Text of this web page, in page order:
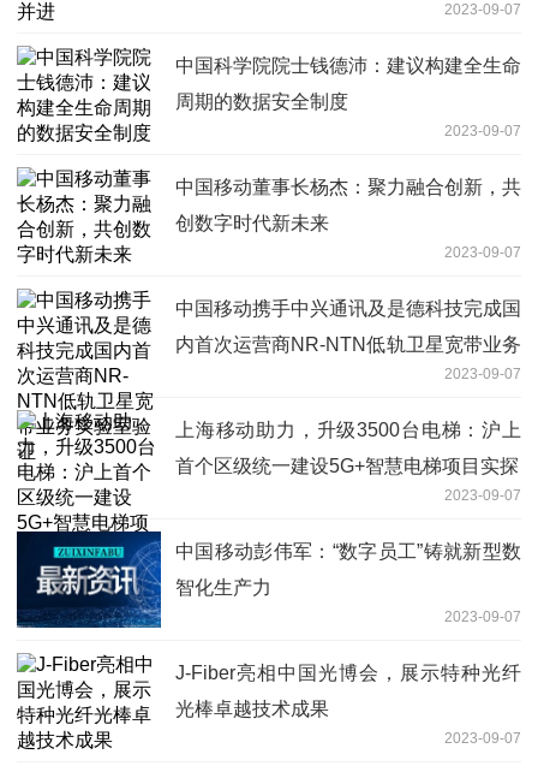
2023-09-07
中国科学院院士钱德沛：建议构建全生命
周期的数据安全制度
2023-09-07
中国移动董事长杨杰：聚力融合创新，共
创数字时代新未来
2023-09-07
中国移动携手中兴通讯及是德科技完成国
内首次运营商NR-NTN低轨卫星宽带业务
2023-09-07
上海移动助力，升级3500台电梯：沪上
首个区级统一建设5G+智慧电梯项目实探
2023-09-07
中国移动彭伟军：“数字员工”铸就新型数
智化生产力
2023-09-07
J-Fiber亮相中国光博会，展示特种光纤
光棒卓越技术成果
2023-09-07